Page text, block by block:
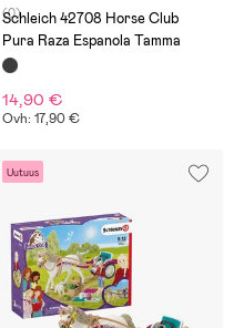
(0)
Schleich 42708 Horse Club
Pura Raza Espanola Tamma
14,90 €
Ovh: 17,90 €
Uutuus